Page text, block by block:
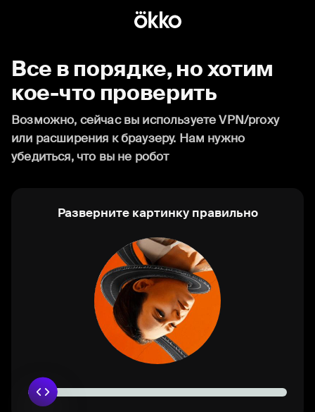
Все в порядке, но хотим
кое-что проверить
Возможно, сейчас вы используете VPN/proxy
или расширения к браузеру. Нам нужно
убедиться, что вы не робот
Разверните картинку правильно